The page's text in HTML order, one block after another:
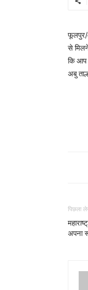
फूलपुर/
से
कि आप
अबु
पिछला
अपना